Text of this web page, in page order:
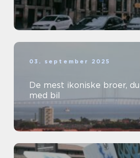
03. september 2025
De mest ikoniske broer,
med bil